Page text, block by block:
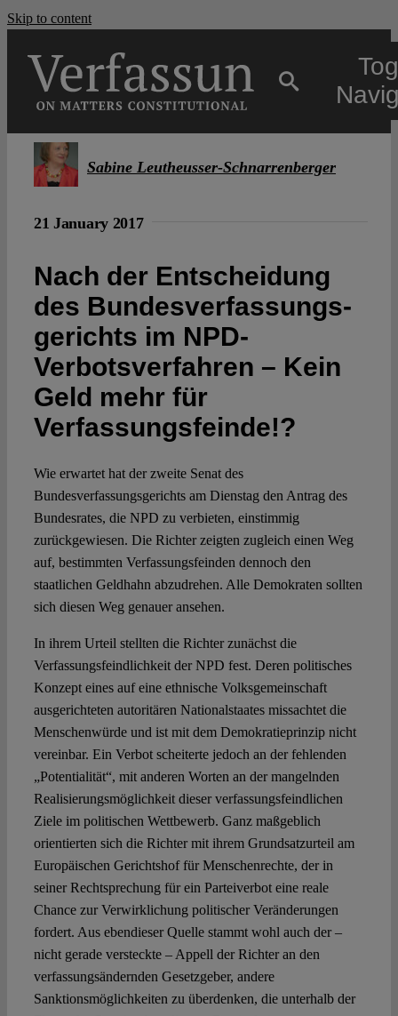
Skip to content
Projects
Open Access
Sabine Leutheusser-Schnarrenberger
21 January 2017
Nach der Entscheidung
des Bundesverfassungs­
gerichts im NPD-
Verbotsverfahren – Kein
Geld mehr für
Verfassungsfeinde!?
Wie erwartet hat der zweite Senat des
Bundesverfassungsgerichts am Dienstag den Antrag des
Bundesrates, die NPD zu verbieten, einstimmig
zurückgewiesen. Die Richter zeigten zugleich einen Weg
auf, bestimmten Verfassungsfeinden dennoch den
staatlichen Geldhahn abzudrehen. Alle Demokraten sollten
sich diesen Weg genauer ansehen.
In ihrem Urteil stellten die Richter zunächst die
Verfassungsfeindlichkeit der NPD fest. Deren politisches
Konzept eines auf eine ethnische Volksgemeinschaft
ausgerichteten autoritären Nationalstaates missachtet die
Menschenwürde und ist mit dem Demokratieprinzip nicht
vereinbar. Ein Verbot scheiterte jedoch an der fehlenden
„Potentialität“, mit anderen Worten an der mangelnden
Realisierungsmöglichkeit dieser verfassungsfeindlichen
Ziele im politischen Wettbewerb. Ganz maßgeblich
orientierten sich die Richter mit ihrem Grundsatzurteil am
Europäischen Gerichtshof für Menschenrechte, der in
seiner Rechtsprechung für ein Parteiverbot eine reale
Chance zur Verwirklichung politischer Veränderungen
fordert. Aus ebendieser Quelle stammt wohl auch der –
nicht gerade versteckte – Appell der Richter an den
verfassungsändernden Gesetzgeber, andere
Sanktionsmöglichkeiten zu überdenken, die unterhalb der